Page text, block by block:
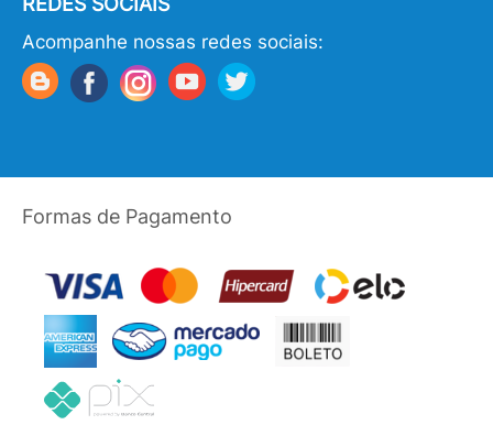
Acompanhe nossas redes sociais:
Formas de Pagamento